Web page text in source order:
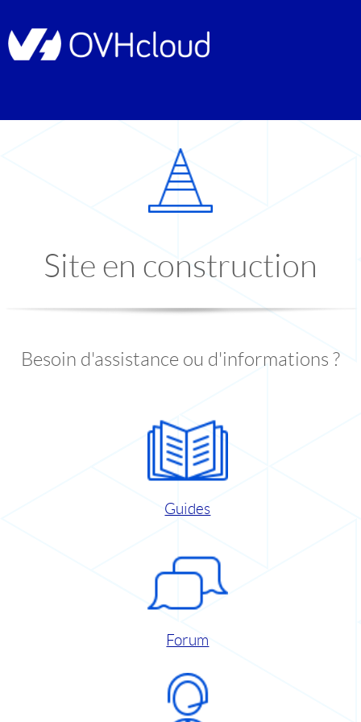
Site en construction
Besoin d'assistance ou d'informations ?
Guides
Forum